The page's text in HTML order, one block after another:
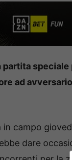
partita
ad
in campo
dare